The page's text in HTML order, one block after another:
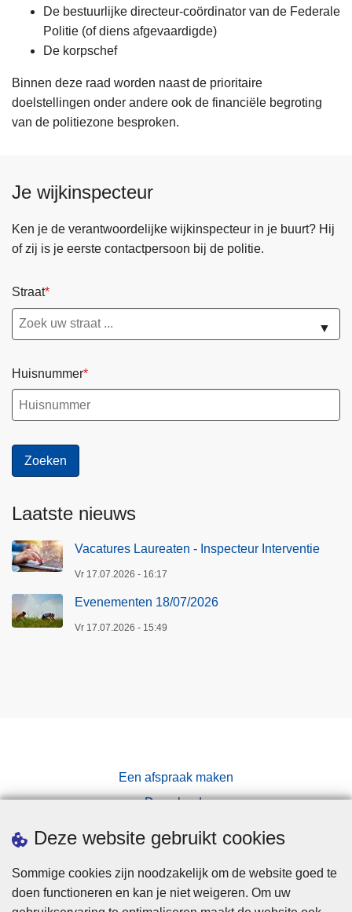
Deze website gebruikt cookies
Sommige cookies zijn noodzakelijk om de website goed te
doen functioneren en kan je niet weigeren. Om uw
De bestuurlijke directeur-coördinator van de Federale
Politie (of diens afgevaardigde)
De korpschef
Binnen deze raad worden naast de prioritaire
doelstellingen onder andere ook de financiële begroting
van de politiezone besproken.
Je wijkinspecteur
Ken je de verantwoordelijke wijkinspecteur in je buurt? Hij
of zij is je eerste contactpersoon bij de politie.
Straat
▼
Huisnummer
Laatste nieuws
Vacatures Laureaten - Inspecteur Interventie
Vr 17.07.2026 - 16:17
Evenementen 18/07/2026
Vr 17.07.2026 - 15:49
Een afspraak maken
Downloads
Pers